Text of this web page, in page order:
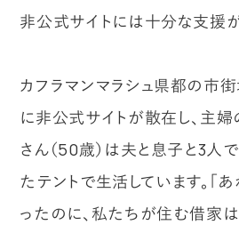
非公式サイトには十分な支援が
カフラマンマラシュ県都の市街
に非公式サイトが散在し、主婦
さん（50歳）は夫と息子と3人
たテントで生活しています。「
ったのに、私たちが住む借家